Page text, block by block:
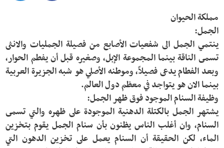
ينتمي الجمل الى شفعيات الأصابع من فصيلة الجمليات والانثى
تسمى الناقة بينما المجموعة الإبل، وصغيره قبل أن يفطم الحوار،
وبعد الفطام يدعى فصيلاً، وموطنه الأصلي هو شبه الجزيرة العربية
يشتهر الجمل بالكتلة الدهنية الموجودة على ظهره والتي تسمى
السنام، وان أغلب الناس يظنون بأن سنام الجمل يقوم بتخزين
الماء، لكن الحقيقة أن السنام يعمل على تخزين الدهون التي